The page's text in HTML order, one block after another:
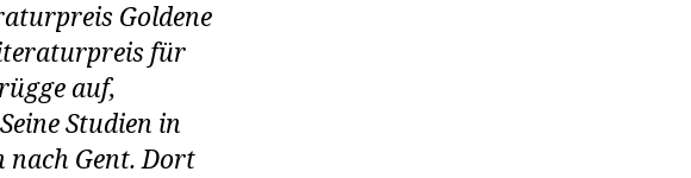
Goldene
für
auf,
Studien in
Gent. Dort